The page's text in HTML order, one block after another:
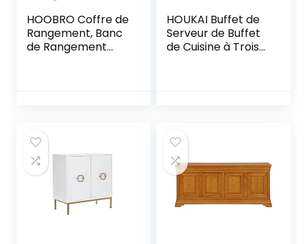
HOOBRO Coffre de
Rangement, Banc
de Rangement
Montage Facile,
Blanc EWT75CW01
HOUKAI Buffet de
Serveur de Buffet
de Cuisine à Trois